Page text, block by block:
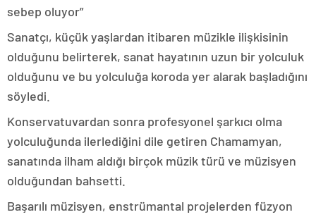
sebep oluyor”
Sanatçı, küçük yaşlardan itibaren müzikle ilişkisinin
olduğunu belirterek, sanat hayatının uzun bir yolculuk
olduğunu ve bu yolculuğa koroda yer alarak başladığını
söyledi.
Konservatuvardan sonra profesyonel şarkıcı olma
yolculuğunda ilerlediğini dile getiren Chamamyan,
sanatında ilham aldığı birçok müzik türü ve müzisyen
olduğundan bahsetti.
Başarılı müzisyen, enstrümantal projelerden füzyon